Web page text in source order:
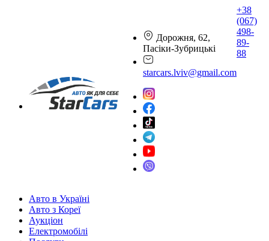
Дорожня, 62,
Пасіки-Зубрицькі
starcars.lviv@gmail.com
+38
(067)
498-
89-
88
Авто в Україні
Авто з Кореї
Аукціон
Електромобілі